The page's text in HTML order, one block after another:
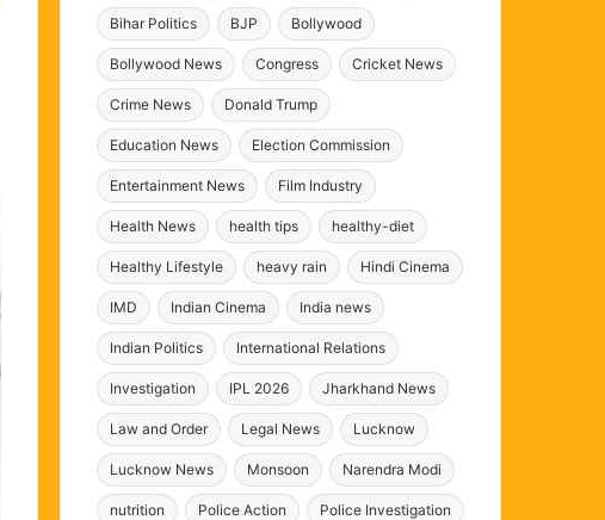
Bihar Politics BJP Bollywood
Bollywood News Congress Cricket News
Crime News Donald Trump
Education News Election Commission
Entertainment News Film Industry
Health News health tips healthy-diet
Healthy Lifestyle heavy rain Hindi Cinema
IMD Indian Cinema India news
Indian Politics International Relations
Investigation IPL 2026 Jharkhand News
Law and Order Legal News Lucknow
Lucknow News Monsoon Narendra Modi
nutrition Police Action Police Investigation